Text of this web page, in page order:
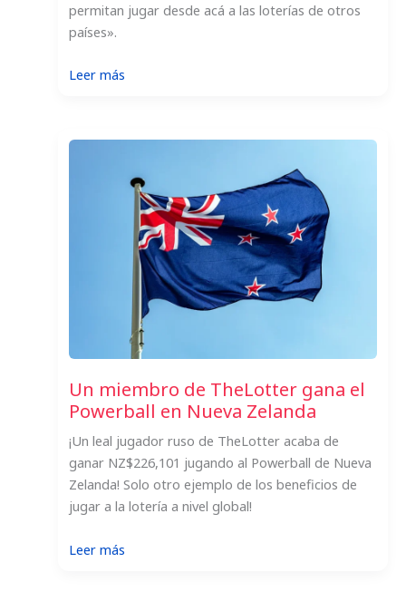
permitan jugar desde acá a las loterías de otros
países».
Leer más:
gana
millón
con
el
Powerball
de
EE.UU.
Un miembro de TheLotter gana el
Powerball en Nueva Zelanda
¡Un leal jugador ruso de TheLotter acaba de
ganar NZ$226,101 jugando al Powerball de Nueva
Zelanda! Solo otro ejemplo de los beneficios de
jugar a la lotería a nivel global!
Leer más: